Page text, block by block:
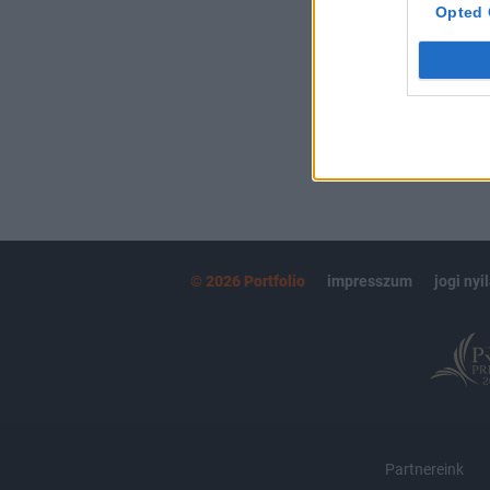
Opted
MÁR
© 2026 Portfolio impresszum jogi
Partnereink